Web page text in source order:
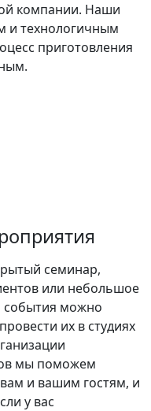
компании. Наши
и технологичным
приготовления
семинар,
или небольшое
события можно
их в студиях
мы поможем
и вашим гостям, и
у вас